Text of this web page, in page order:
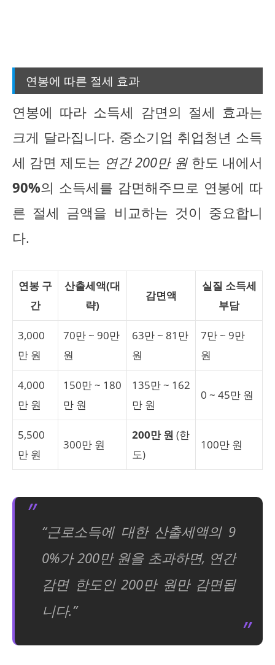
연봉에 따른 절세 효과
연봉에 따라 소득세 감면의 절세 효과는
크게 달라집니다. 중소기업 취업청년 소득
세 감면 제도는 연간 200만 원 한도 내에서
90%의 소득세를 감면해주므로 연봉에 따
른 절세 금액을 비교하는 것이 중요합니
다.
연봉 구
간
산출세액(대
략)
감면액
실질 소득세
부담
3,000
만 원
70만 ~ 90만
원
63만 ~ 81만
원
7만 ~ 9만
원
4,000
만 원
150만 ~ 180
만 원
135만 ~ 162
만 원
0 ~ 45만 원
5,500
만 원
300만 원
200만 원 (한
도)
100만 원
“근로소득에 대한 산출세액의 9
0%가 200만 원을 초과하면, 연간
감면 한도인 200만 원만 감면됩
니다.”